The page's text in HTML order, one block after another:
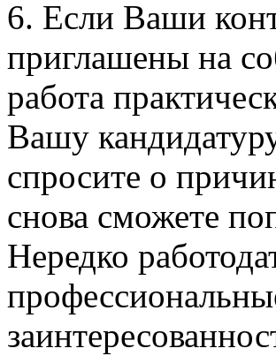
6. Если Ваши
приглашены на
работа
Вашу
спросите о
снова сможете
Нередко